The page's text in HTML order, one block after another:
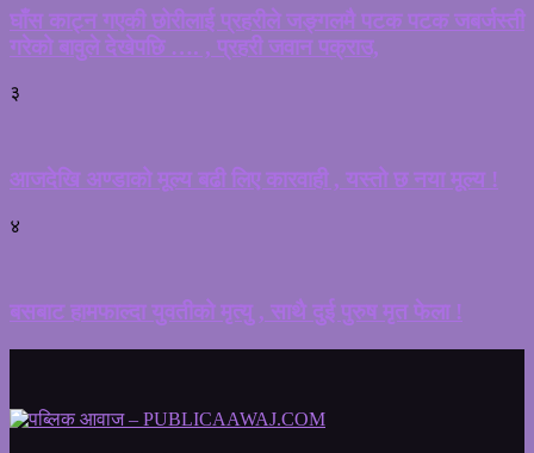
घाँस काट्न गएकी छोरीलाई प्रहरीले जङ्गलमै पटक पटक जबर्जस्ती
गरेको बावुले देखेपछि …. , प्रहरी जवान पक्राउ,
३
आजदेखि अण्डाको मूल्य बढी लिए कारवाही , यस्तो छ नया मूल्य !
४
बसबाट हामफाल्दा युवतीको मृत्यु , साथै दुई पुरुष मृत फेला !